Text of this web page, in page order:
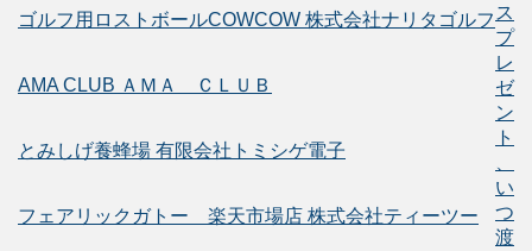
ゴルフ用ロストボールCOWCOW 株式会社ナリタゴルフ
AMA CLUB ＡＭＡ ＣＬＵＢ
とみしげ養蜂場 有限会社トミシゲ電子
フェアリックガトー 楽天市場店 株式会社ティーツー
ス
プ
レ
ゼ
ン
ト
、
い
つ
渡